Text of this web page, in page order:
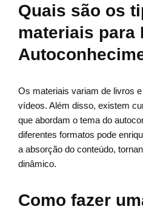
Quais são os
materiais para
Os materiais variam de livros
vídeos. Além disso, existem
que abordam o tema do
diferentes formatos pode
a absorção do conteúdo,
dinâmico.
Como fazer